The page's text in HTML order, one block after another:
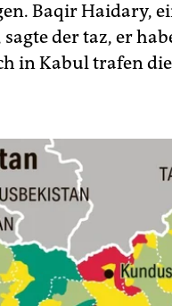
Baqir Haidary,
sagte der taz, er
in Kabul trafen